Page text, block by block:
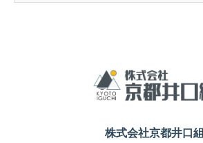
株式会社京都井口組